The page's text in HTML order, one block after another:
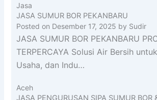
Jasa
JASA SUMUR BOR PEKANBARU
Posted on Desember 17, 2025 by Sudir
JASA SUMUR BOR PEKANBARU
TERPERCAYA Solusi Air Bersih
Usaha, dan Indu…
Aceh
JASA PENGURUSAN SIPA SUMUR BOR